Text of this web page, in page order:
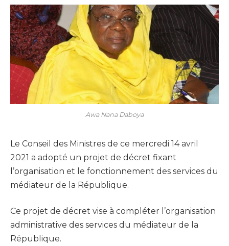
Awa Nana Daboya
Le Conseil des Ministres de ce mercredi 14 avril
2021 a adopté un projet de décret fixant
l’organisation et le fonctionnement des services du
médiateur de la République.
Ce projet de décret vise à compléter l’organisation
administrative des services du médiateur de la
République.